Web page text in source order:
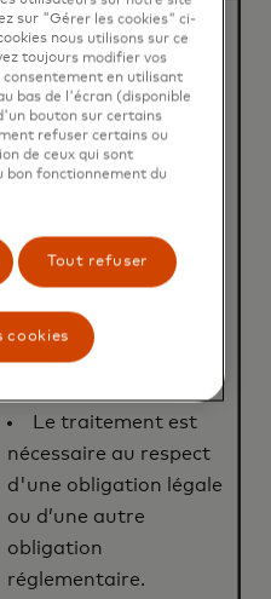
Vous avez consenti
ou avez donné des
instructions
concernant l'utilisation
de vos Données à
Le traitement est
nécessaire à la
l'exécution d'un
contrat auquel vous
Le traitement est
nécessaire au respect
d'une obligation légale
ou d’une autre
obligation
réglementaire.
sur "Gérer les cookies" ci-
nous utilisons sur ce
toujours modifier vos
en utilisant
bas de l'écran (disponible
bouton sur certains
refuser certains ou
de ceux qui sont
bon fonctionnement du
Tout refuser
cookies